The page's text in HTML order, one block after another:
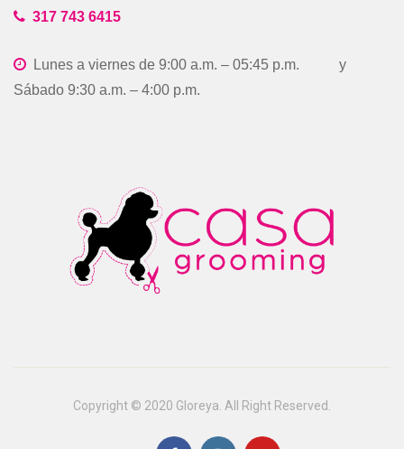
317 743 6415
Lunes a viernes de 9:00 a.m. – 05:45 p.m. y
Sábado 9:30 a.m. – 4:00 p.m.
Copyright © 2020 Gloreya. All Right Reserved.